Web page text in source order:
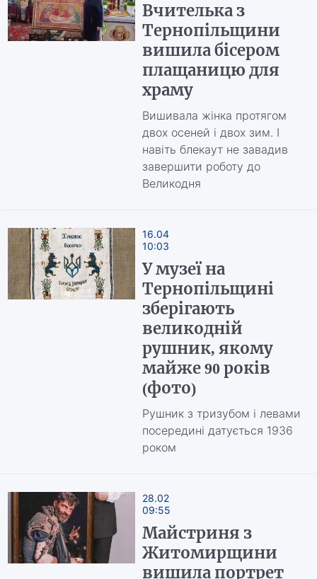
Вчителька з
Тернопільщини
вишила бісером
плащаницю для
храму
Вишивала жінка протягом
двох осеней і двох зим. І
навіть блекаут не завадив
завершити роботу до
Великодня
16.04
10:03
У музеї на
Тернопільщині
зберігають
великодній
рушник, якому
майже 90 років
(фото)
Рушник з тризубом і левами
посередині датується 1936
роком
28.02
09:55
Майстриня з
Житомирщини
вишила портрет